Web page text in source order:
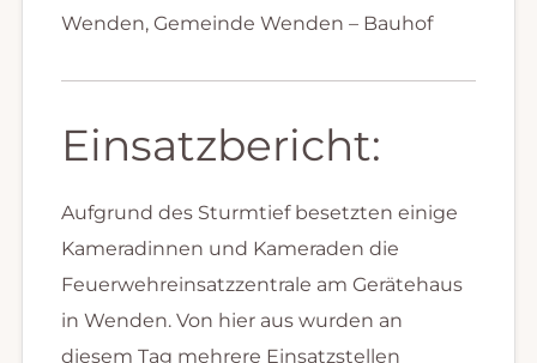
Wenden, Gemeinde Wenden – Bauhof
Einsatzbericht:
Aufgrund des Sturmtief besetzten einige
Kameradinnen und Kameraden die
Feuerwehreinsatzzentrale am Gerätehaus
in Wenden. Von hier aus wurden an
diesem Tag mehrere Einsatzstellen